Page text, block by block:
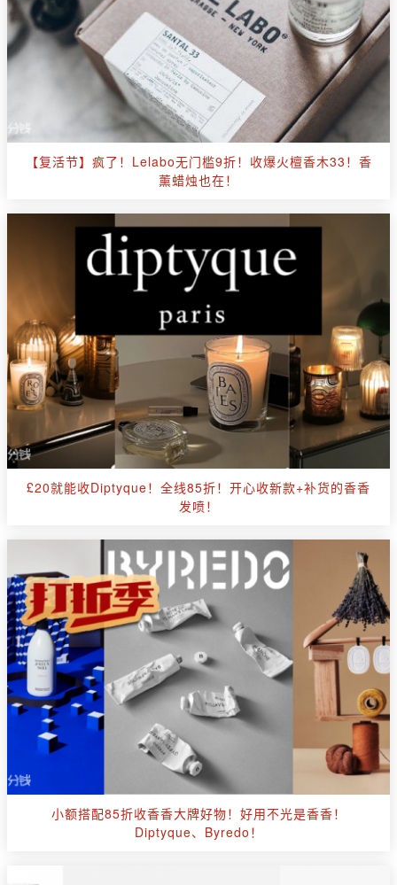
【复活节】疯了！Lelabo无门槛9折！收爆火檀香木33！香
薰蜡烛也在！
£20就能收Diptyque！全线85折！开心收新款+补货的香香
发喷！
小额搭配85折收香香大牌好物！好用不光是香香！
Diptyque、Byredo！